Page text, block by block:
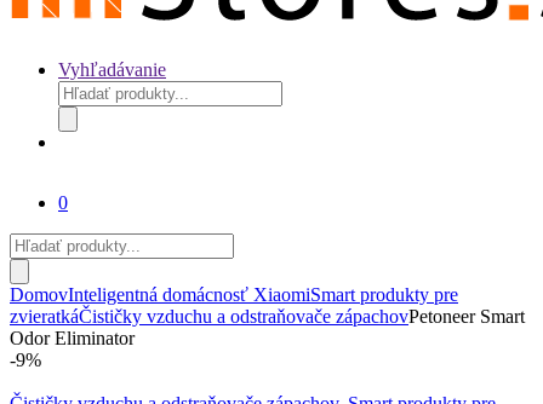
Vyhľadávanie
Products
search
0
Products
search
DomovInteligentná domácnosť XiaomiSmart produkty pre
zvieratkáČističky vzduchu a odstraňovače zápachovPetoneer Smart
Odor Eliminator
-9%